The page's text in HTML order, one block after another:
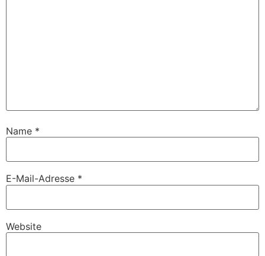
Name *
E-Mail-Adresse *
Website